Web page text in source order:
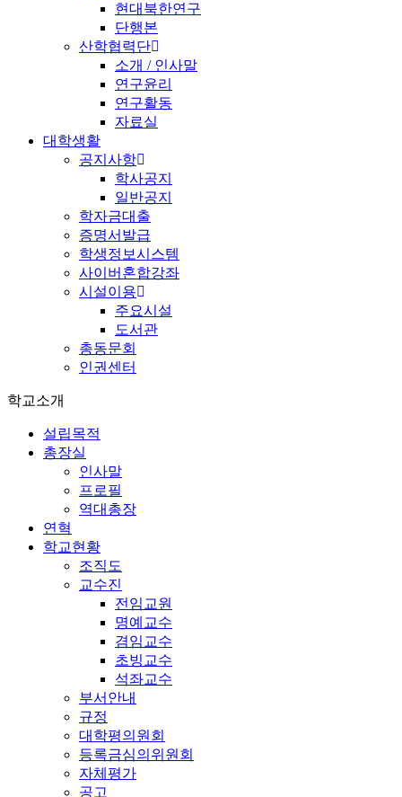
현대북한연구
단행본
산학협력단
소개 / 인사말
연구윤리
연구활동
자료실
대학생활
공지사항
학사공지
일반공지
학자금대출
증명서발급
학생정보시스템
사이버혼합강좌
시설이용
주요시설
도서관
총동문회
인권센터
학교소개
설립목적
총장실
인사말
프로필
역대총장
연혁
학교현황
조직도
교수진
전임교원
명예교수
겸임교수
초빙교수
석좌교수
부서안내
규정
대학평의원회
등록금심의위원회
자체평가
공고